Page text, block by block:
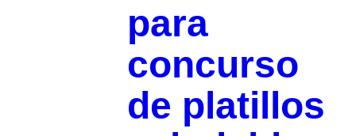
para
concurso
de platillos